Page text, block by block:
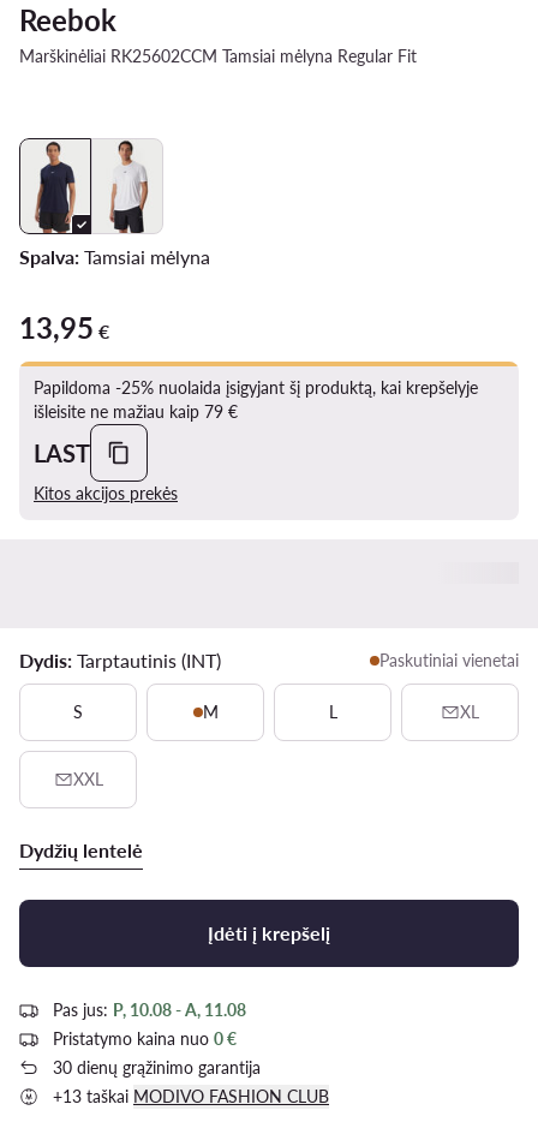
Reebok
Marškinėliai RK25602CCM Tamsiai mėlyna Regular Fit
Spalva: Tamsiai mėlyna
13,95 €
13,95 €
Papildoma -25% nuolaida įsigyjant šį produktą, kai krepšelyje
išleisite ne mažiau kaip 79 €
LAST
Kitos akcijos prekės
Dydis: Tarptautinis (INT) Paskutiniai vienetai
S M L XL
XXL
Dydžių lentelė
Įdėti į krepšelį
Pas jus: P, 10.08 - A, 11.08
Pristatymo kaina nuo 0 €
30 dienų grąžinimo garantija
+13 taškai MODIVO FASHION CLUB